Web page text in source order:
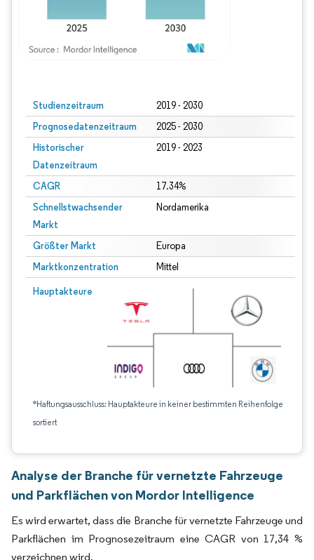
Studienzeitraum 2019 - 2030
Prognosedatenzeitraum 2025 - 2030
Historischer
Datenzeitraum
2019 - 2023
CAGR 17.34%
Schnellstwachsender
Markt
Nordamerika
Größter Markt Europa
Marktkonzentration Mittel
Hauptakteure
*Haftungsausschluss: Hauptakteure in keiner bestimmten Reihenfolge
sortiert
Analyse der Branche für vernetzte Fahrzeuge
und Parkflächen von Mordor Intelligence
Es wird erwartet, dass die Branche für vernetzte Fahrzeuge und
Parkflächen im Prognosezeitraum eine CAGR von 17,34 %
verzeichnen wird.